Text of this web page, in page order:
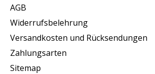
AGB
Widerrufsbelehrung
Versandkosten und Rücksendungen
Zahlungsarten
Sitemap